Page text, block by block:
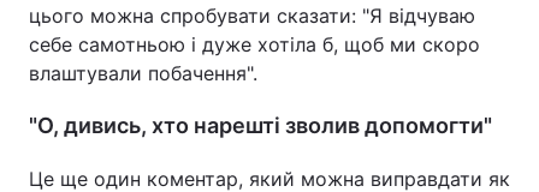
цього можна спробувати сказати: "Я відчуваю
себе самотньою і дуже хотіла б, щоб ми скоро
влаштували побачення".
"О, дивись, хто нарешті зволив допомогти"
Це ще один коментар, який можна виправдати як